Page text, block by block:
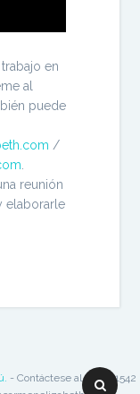
en
al
puede
/
reunión
elaborarle
- Contáctese al 51-3541542
Buscar: